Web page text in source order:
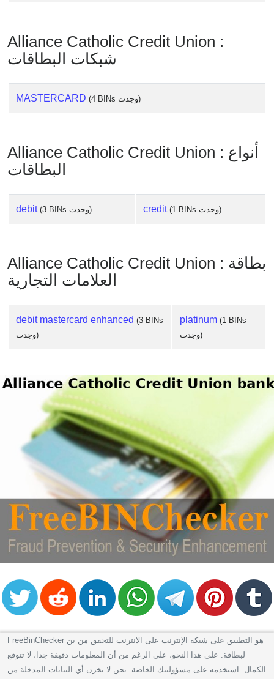
Alliance Catholic Credit Union :
شبكات البطاقات
MASTERCARD (4 BINs وجدت)
Alliance Catholic Credit Union : أنواع
البطاقات
debit (3 BINs وجدت) credit (1 BINs وجدت)
Alliance Catholic Credit Union : بطاقة
العلامات التجارية
debit mastercard enhanced (3 BINs
وجدت)
platinum (1 BINs
وجدت)
FreeBinChecker هو التطبيق على شبكة الإنترنت على الانترنت للتحقق من بن
لبطاقة. على هذا النحو، على الرغم من أن المعلومات دقيقة جدا، لا تتوقع
الكمال. استخدمه على مسؤوليتك الخاصة. نحن لا تخزن أي البيانات المدخلة من